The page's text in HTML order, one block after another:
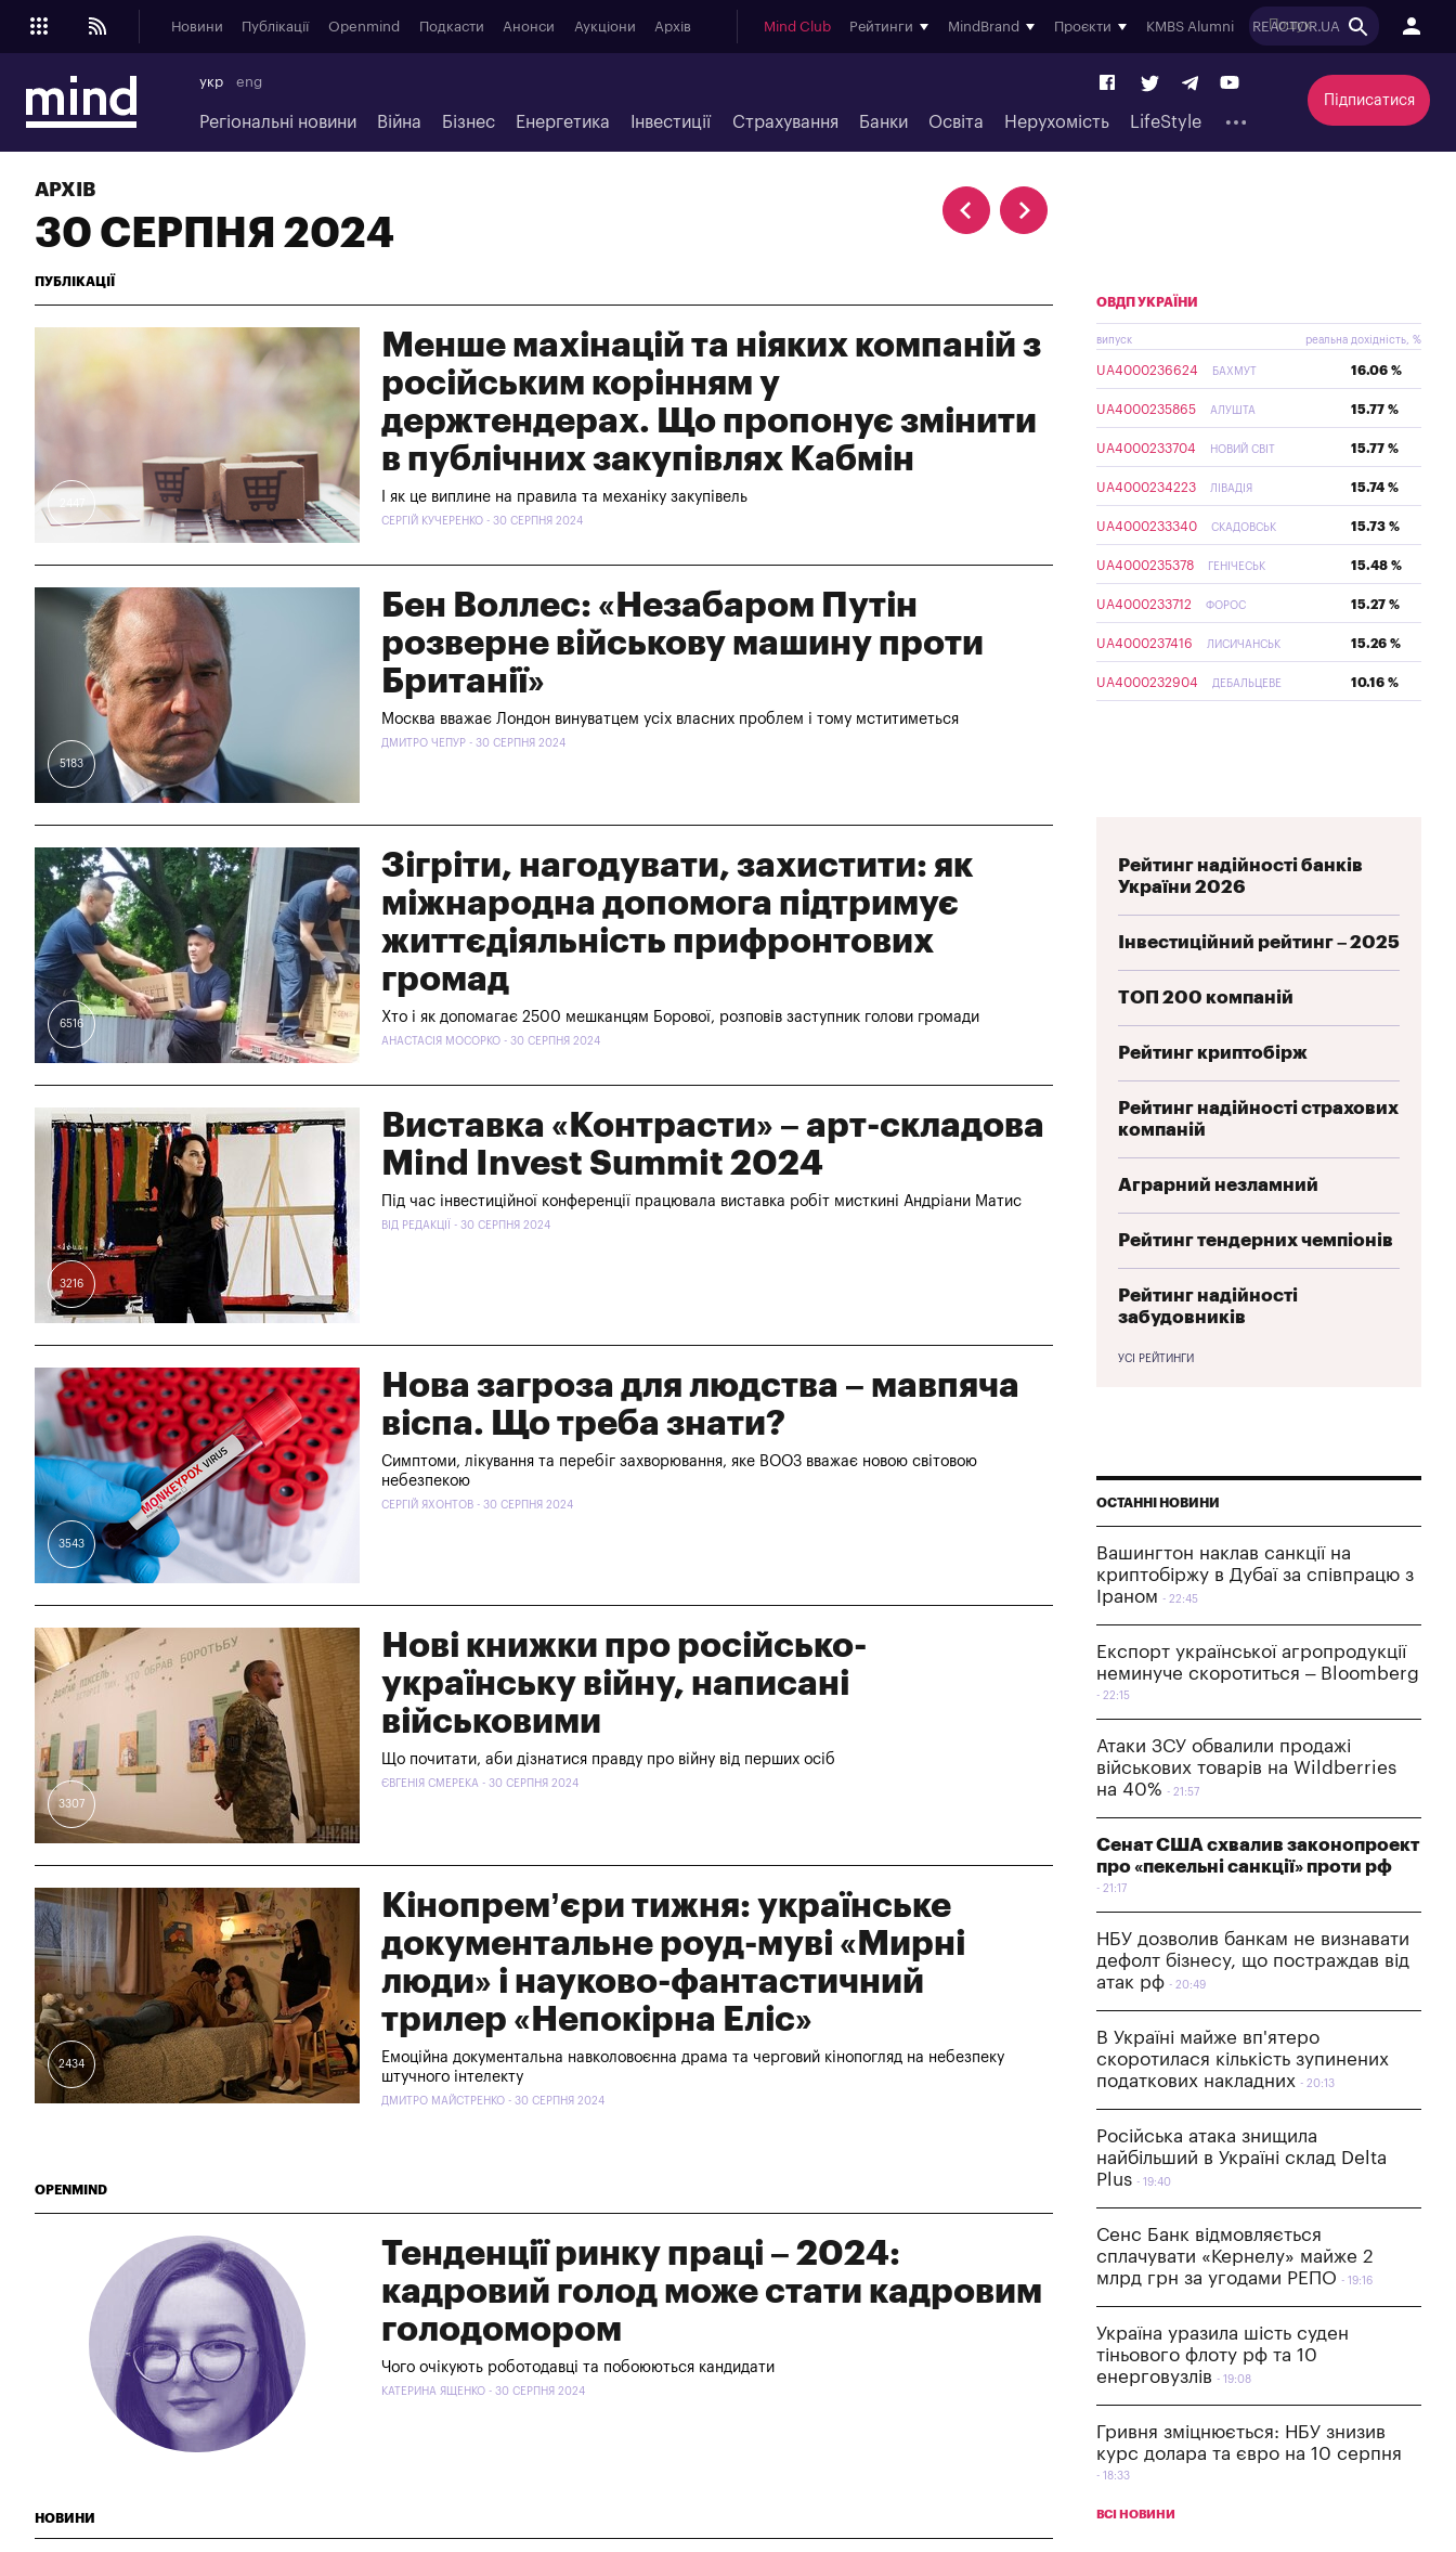
Новини Публікації Openmind Подкасти Анонси Аукціони Архів Mind Club Рейтинги MindBrand Проєкти KMBS Alumni REACTOR.UA
укр eng
Регіональні новини Війна Бізнес Енергетика Інвестиції Страхування Банки Освіта Нерухомість LifeStyle
Підписатися
АРХІВ
30 СЕРПНЯ 2024
ПУБЛІКАЦІЇ
2447
Менше махінацій та ніяких компаній з
російським корінням у
держтендерах. Що пропонує змінити
в публічних закупівлях Кабмін
І як це виплине на правила та механіку закупівель
СЕРГІЙ КУЧЕРЕНКО - 30 СЕРПНЯ 2024
5183
Бен Воллес: «Незабаром Путін
розверне військову машину проти
Британії»
Москва вважає Лондон винуватцем усіх власних проблем і тому мститиметься
ДМИТРО ЧЕПУР - 30 СЕРПНЯ 2024
6516
Зігріти, нагодувати, захистити: як
міжнародна допомога підтримує
життєдіяльність прифронтових
громад
Хто і як допомагає 2500 мешканцям Борової, розповів заступник голови громади
АНАСТАСІЯ МОСОРКО - 30 СЕРПНЯ 2024
3216
Виставка «Контрасти» – арт-складова
Mind Invest Summit 2024
Під час інвестиційної конференції працювала виставка робіт мисткині Андріани Матис
ВІД РЕДАКЦІЇ - 30 СЕРПНЯ 2024
3543
Нова загроза для людства – мавпяча
віспа. Що треба знати?
Симптоми, лікування та перебіг захворювання, яке ВООЗ вважає новою світовою
небезпекою
СЕРГІЙ ЯХОНТОВ - 30 СЕРПНЯ 2024
3307
Нові книжки про російсько-
українську війну, написані
військовими
Що почитати, аби дізнатися правду про війну від перших осіб
ЄВГЕНІЯ СМЕРЕКА - 30 СЕРПНЯ 2024
2434
Кінопрем’єри тижня: українське
документальне роуд-муві «Мирні
люди» і науково-фантастичний
трилер «Непокірна Еліс»
Емоційна документальна навколовоєнна драма та черговий кінопогляд на небезпеку
штучного інтелекту
ДМИТРО МАЙСТРЕНКО - 30 СЕРПНЯ 2024
OPENMIND
Тенденції ринку праці – 2024:
кадровий голод може стати кадровим
голодомором
Чого очікують роботодавці та побоюються кандидати
КАТЕРИНА ЯЩЕНКО - 30 СЕРПНЯ 2024
НОВИНИ
ОВДП УКРАЇНИ
випуск реальна дохідність, %
UA4000236624 БАХМУТ 16.06 %
UA4000235865 АЛУШТА 15.77 %
UA4000233704 НОВИЙ СВІТ 15.77 %
UA4000234223 ЛІВАДІЯ 15.74 %
UA4000233340 СКАДОВСЬК 15.73 %
UA4000235378 ГЕНІЧЕСЬК 15.48 %
UA4000233712 ФОРОС 15.27 %
UA4000237416 ЛИСИЧАНСЬК 15.26 %
UA4000232904 ДЕБАЛЬЦЕВЕ 10.16 %
Рейтинг надійності банків
України 2026
Інвестиційний рейтинг – 2025
ТОП 200 компаній
Рейтинг криптобірж
Рейтинг надійності страхових
компаній
Аграрний незламний
Рейтинг тендерних чемпіонів
Рейтинг надійності
забудовників
УСІ РЕЙТИНГИ
ОСТАННІ НОВИНИ
Вашингтон наклав санкції на
криптобіржу в Дубаї за співпрацю з
Іраном
22:45
Експорт української агропродукції
неминуче скоротиться – Bloomberg
22:15
Атаки ЗСУ обвалили продажі
військових товарів на Wildberries
на 40%
21:57
Сенат США схвалив законопроект
про «пекельні санкції» проти рф
21:17
НБУ дозволив банкам не визнавати
дефолт бізнесу, що постраждав від
атак рф
20:49
В Україні майже вп'ятеро
скоротилася кількість зупинених
податкових накладних
20:13
Російська атака знищила
найбільший в Україні склад Delta
Plus
19:40
Сенс Банк відмовляється
сплачувати «Кернелу» майже 2
млрд грн за угодами РЕПО
19:16
Україна уразила шість суден
тіньового флоту рф та 10
енерговузлів
19:08
Гривня зміцнюється: НБУ знизив
курс долара та євро на 10 серпня
18:33
ВСІ НОВИНИ